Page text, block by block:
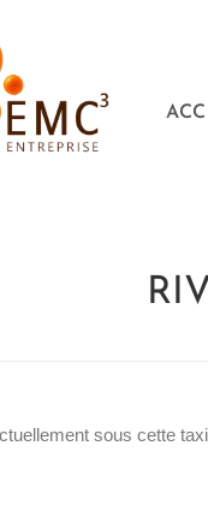
sous cette